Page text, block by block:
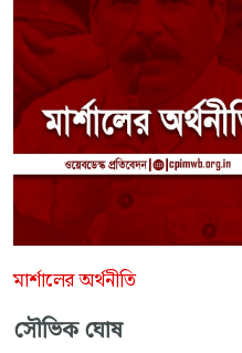
মার্শালের অর্থনীতি
সৌভিক ঘোষ